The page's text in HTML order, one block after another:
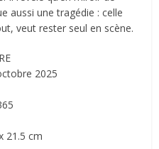
aussi une tragédie : celle
veut rester seul en scène.
2025
21.5 cm